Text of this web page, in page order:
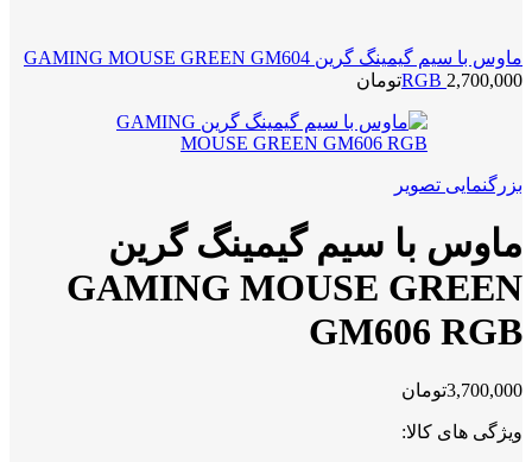
ماوس با سیم گیمینگ گرین GAMING MOUSE GREEN GM604
RGB 2,700,000 تومان
بزرگنمایی تصویر
ماوس با سیم گیمینگ گرین
GAMING MOUSE GREEN
GM606 RGB
3,700,000تومان
ویژگی های کالا: